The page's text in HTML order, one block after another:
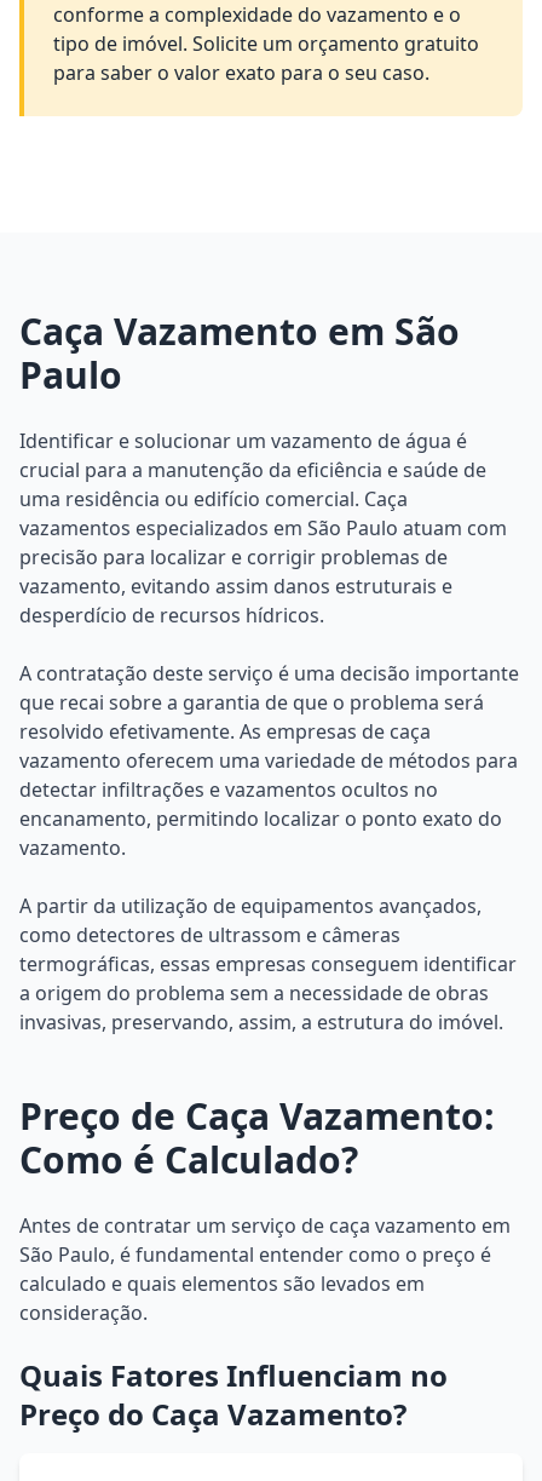
conforme a complexidade do vazamento e o
tipo de imóvel. Solicite um orçamento gratuito
para saber o valor exato para o seu caso.
Caça Vazamento em São
Paulo
Identificar e solucionar um vazamento de água é
crucial para a manutenção da eficiência e saúde de
uma residência ou edifício comercial. Caça
vazamentos especializados em São Paulo atuam com
precisão para localizar e corrigir problemas de
vazamento, evitando assim danos estruturais e
desperdício de recursos hídricos.
A contratação deste serviço é uma decisão importante
que recai sobre a garantia de que o problema será
resolvido efetivamente. As empresas de caça
vazamento oferecem uma variedade de métodos para
detectar infiltrações e vazamentos ocultos no
encanamento, permitindo localizar o ponto exato do
vazamento.
A partir da utilização de equipamentos avançados,
como detectores de ultrassom e câmeras
termográficas, essas empresas conseguem identificar
a origem do problema sem a necessidade de obras
invasivas, preservando, assim, a estrutura do imóvel.
Preço de Caça Vazamento:
Como é Calculado?
Antes de contratar um serviço de caça vazamento em
São Paulo, é fundamental entender como o preço é
calculado e quais elementos são levados em
consideração.
Quais Fatores Influenciam no
Preço do Caça Vazamento?